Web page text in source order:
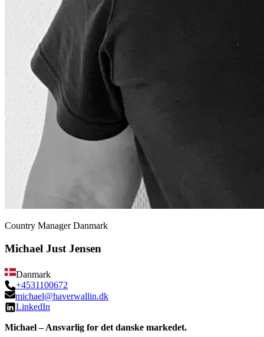
Country Manager Danmark
Michael Just Jensen
Danmark
+4531100672
michael@haverwallin.dk
LinkedIn
Michael – Ansvarlig for det danske markedet.